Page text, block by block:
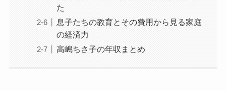
た
息子たちの教育とその費用から見る家庭
の経済力
高嶋ちさ子の年収まとめ